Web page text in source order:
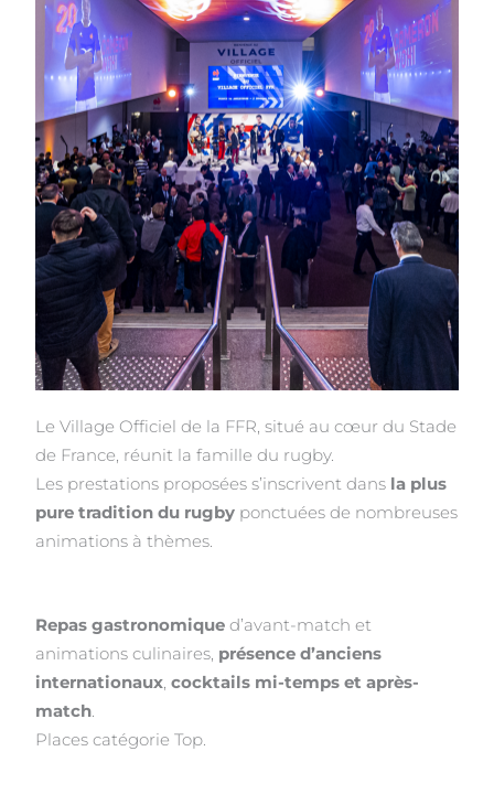
Le Village Officiel de la FFR, situé au cœur du Stade
de France, réunit la famille du rugby.
Les prestations proposées s’inscrivent dans la plus
pure tradition du rugby ponctuées de nombreuses
animations à thèmes.
Repas gastronomique d’avant-match et
animations culinaires, présence d’anciens
internationaux,cocktails mi-temps et après-
match.
Places catégorie Top.